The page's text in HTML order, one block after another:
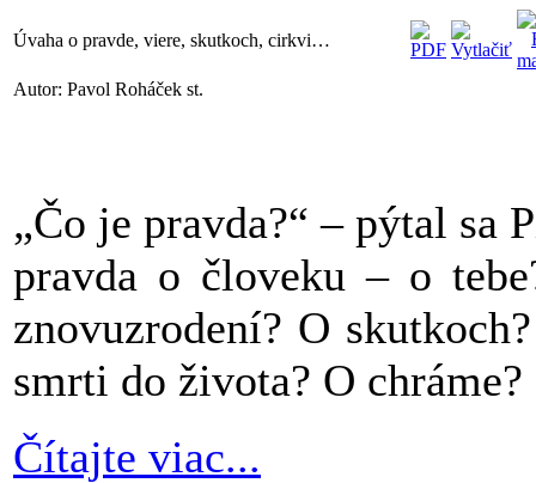
Úvaha o pravde, viere, skutkoch, cirkvi…
Autor: Pavol Roháček st.
„Čo je pravda?“ – pýtal sa
pravda o človeku – o
znovuzrodení? O
smrti do života? O
Čítajte viac...